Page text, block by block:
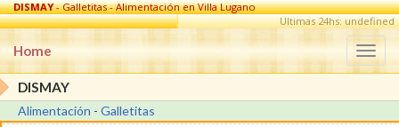
DISMAY- Galletitas - Alimentación en Villa Lugano
Ultimas 24hs: undefined
Home
DISMAY
Alimentación - Galletitas